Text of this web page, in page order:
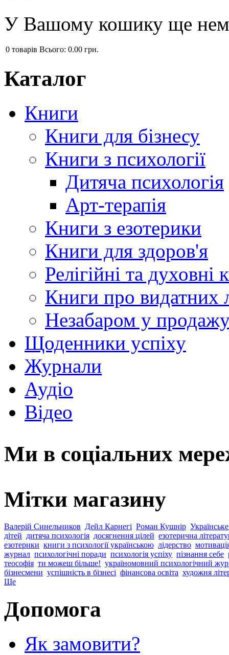
У Вашому кошику ще
0 товарів Всього: 0.00 грн.
Каталог
Книги
Книги для бізнесу
Книги з психології
Дитяча психологія
Арт-терапія
Книги з езотерики
Книги для здоров'я
Релігійні та духовні
Книги про видатних
Незабаром у
Щоденники успіху
Журнали
Аудіо
Відео
Ми в соціальних
Мітки магазину
Валерій Синельников Дейл Карнегі Роман Кушнір
дітей дитяча психологія досягнення цілей езотерична
езотерики книги з психології українською лідерство
журнал психологічні поради психологія успіху пізнання себе
теософія ти можеш більше! україномовний психологічний
бізнесмени успішність в бізнесі фінансова освіта художня
Ще
Допомога
Як замовити?